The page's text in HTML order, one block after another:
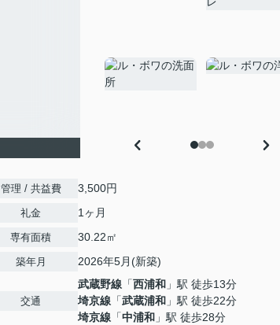
管理 / 共益費 3,500円
礼金 1ヶ月
専有面積 30.22㎡
築年月 2026年5月(新築)
交通
武蔵野線 「西浦和 」駅 徒歩13分
埼京線 「武蔵浦和 」駅 徒歩22分
埼京線 「中浦和 」駅 徒歩28分